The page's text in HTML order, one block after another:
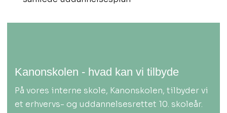
Kanonskolen - hvad kan vi tilbyde
På vores interne skole, Kanonskolen, tilbyder vi
et erhvervs- og uddannelsesrettet 10. skoleår.​